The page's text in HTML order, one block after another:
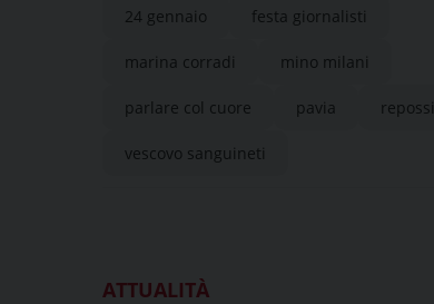
24 gennaio festa giornalisti
marina corradi mino milani
parlare col cuore pavia repossi
vescovo sanguineti
ATTUALITÀ